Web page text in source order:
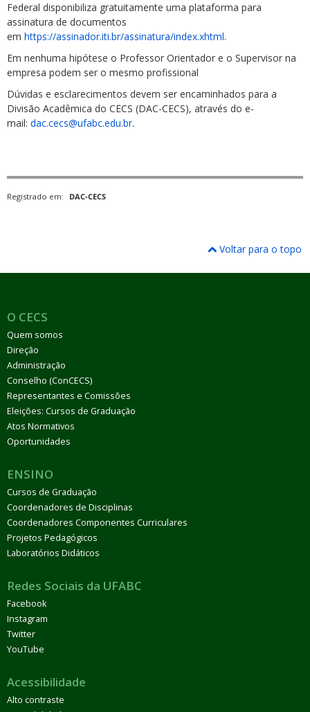
Federal disponibiliza gratuitamente uma plataforma para
assinatura de documentos
em https://assinador.iti.br/assinatura/index.xhtml.
Em nenhuma hipótese o Professor Orientador e o Supervisor na
empresa podem ser o mesmo profissional
Dúvidas e esclarecimentos devem ser encaminhados para a
Divisão Acadêmica do CECS (DAC-CECS), através do e-
mail: dac.cecs@ufabc.edu.br.
Registrado em: DAC-CECS
Voltar para o topo
O CECS
Quem somos
Direção
Administração
Conselho (ConCECS)
Representantes e Comissões
Eleições: Cursos de Graduação
Atos Normativos
Oportunidades
ENSINO
Cursos de Graduação
Coordenadores de Disciplinas
Coordenadores Componentes Curriculares
Projetos Pedagógicos
Laboratórios Didáticos
Redes Sociais da UFABC
Facebook
Instagram
Twitter
YouTube
Acessibilidade
Alto contraste